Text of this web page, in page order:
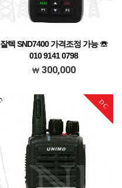
잘텍 SND7400 가격조정 가능 ☏
010 9141 0798
가격조정가능 문의주세요
300,000
DC